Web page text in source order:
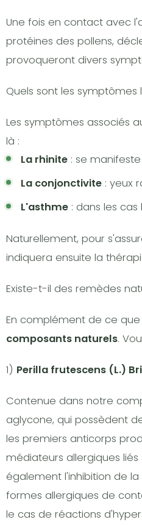
Une fois en contact avec
protéines des pollens,
provoqueront divers
Quels sont les symptômes
Les symptômes associés
là :
La rhinite : se
La conjonctivite : yeux
L'asthme : dans les
Naturellement, pour
indiquera ensuite la
Existe-t-il des remèdes
En complément de ce
composants naturels.
1) Perilla frutescens (L.)
Contenue dans notre
aglycone, qui possèdent
les premiers anticorps
médiateurs allergiques
également l'inhibition de la
formes allergiques de
le cas de réactions